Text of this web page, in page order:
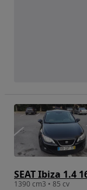
SEAT Ibiza 1.4
1390 cm3 • 85 cv